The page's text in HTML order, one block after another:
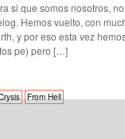
si que somos nosotros,
Hemos vuelto, con
y por eso esta vez
pe) pero […]
From Hell